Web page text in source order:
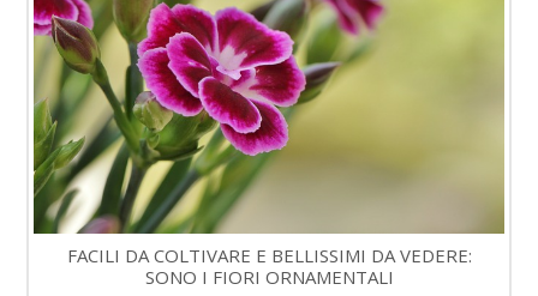
FACILI DA COLTIVARE E BELLISSIMI DA VEDERE:
SONO I FIORI ORNAMENTALI